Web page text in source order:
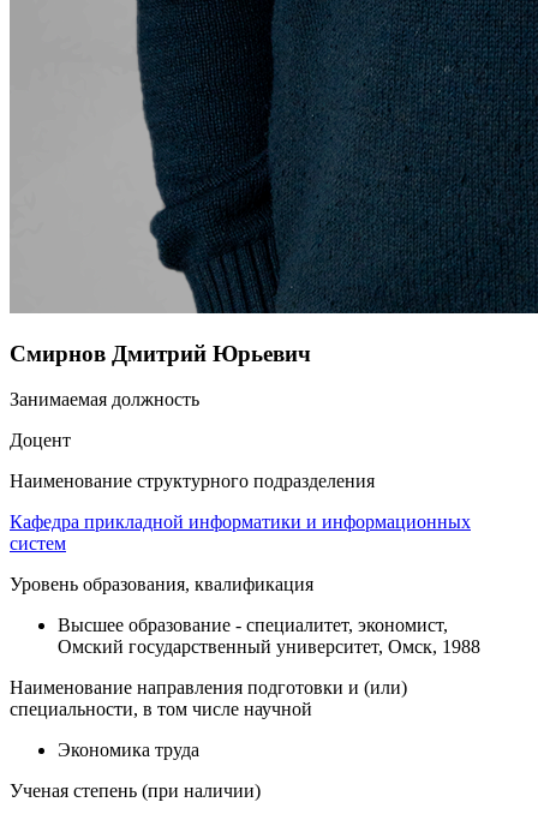
Смирнов Дмитрий Юрьевич
Занимаемая должность
Доцент
Наименование структурного подразделения
Кафедра прикладной информатики и информационных
систем
Уровень образования, квалификация
Высшее образование - специалитет, экономист,
Омский государственный университет, Омск, 1988
Наименование направления подготовки и (или)
специальности, в том числе научной
Экономика труда
Ученая степень (при наличии)